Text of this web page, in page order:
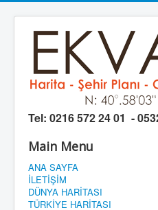
Tel: 0216 572 24 01 -
Main Menu
ANA SAYFA
İLETİŞİM
DÜNYA HARİTASI
TÜRKİYE HARİTASI